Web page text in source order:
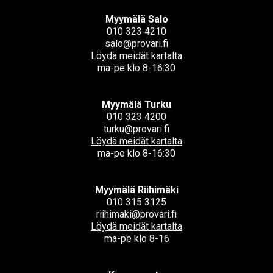
Myymälä Salo
010 323 4210
salo@provari.fi
Löydä meidät kartalta
ma-pe klo 8-16:30
Myymälä Turku
010 323 4200
turku@provari.fi
Löydä meidät kartalta
ma-pe klo 8-16:30
Myymälä Riihimäki
010 315 3125
riihimaki@provari.fi
Löydä meidät kartalta
ma-pe klo 8-16